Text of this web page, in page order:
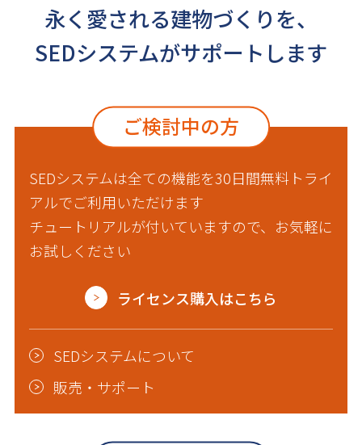
永く愛される建物づくりを、
SEDシステムがサポートします
ご検討中の方
SEDシステムは全ての機能を30日間無料トライ
アルでご利用いただけます
チュートリアルが付いていますので、お気軽に
お試しください
ライセンス購入はこちら
SEDシステムについて
販売・サポート